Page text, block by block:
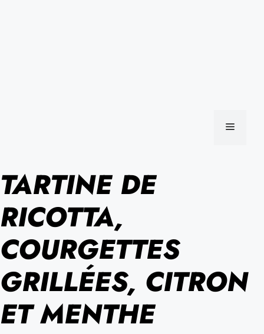
MENU
TARTINE DE
RICOTTA,
COURGETTES
GRILLÉES, CITRON
ET MENTHE